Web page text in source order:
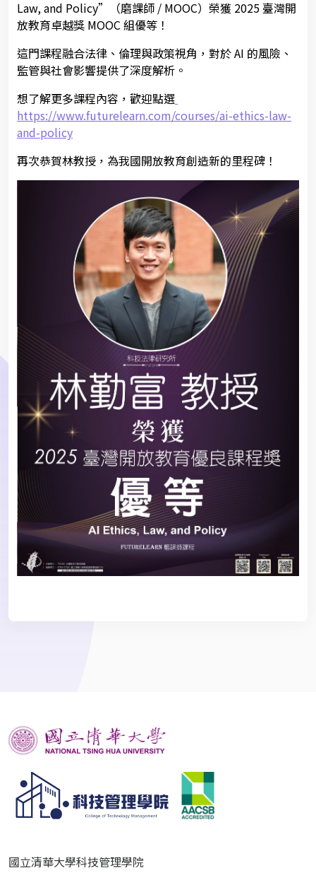
Law, and Policy”（磨課師 / MOOC）榮獲 2025 臺灣開
放教育卓越獎 MOOC 組優等！
這門課程融合法律、倫理與政策視角，對於 AI 的風險、
監管與社會影響提供了深度解析。
想了解更多課程內容， 歡迎點選
https://www.futurelearn.com/courses/ai-ethics-law-
and-policy
再次恭賀林教授，為我國開放教育創造新的里程碑！
國立清華大學科技管理學院